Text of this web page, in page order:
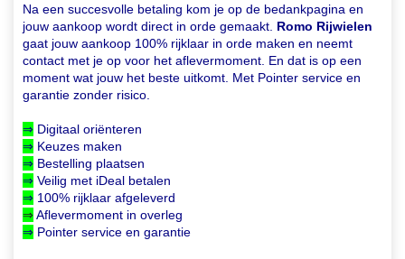
Na een succesvolle betaling kom je op de bedankpagina en
jouw aankoop wordt direct in orde gemaakt. Romo Rijwielen
gaat jouw aankoop 100% rijklaar in orde maken en neemt
contact met je op voor het aflevermoment. En dat is op een
moment wat jouw het beste uitkomt. Met Pointer service en
garantie zonder risico.
⇒ Digitaal oriënteren
⇒ Keuzes maken
⇒ Bestelling plaatsen
⇒ Veilig met iDeal betalen
⇒ 100% rijklaar afgeleverd
⇒ Aflevermoment in overleg
⇒ Pointer service en garantie